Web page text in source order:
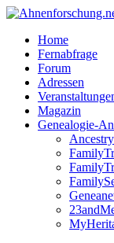
Home
Fernabfrage
Forum
Adressen
Magazin
Genealogie-
Ancestry